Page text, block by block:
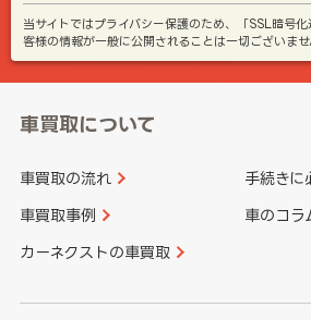
当サイトではプライバシー保護のため、「SSL暗号
客様の情報が一般に公開されることは一切ございませ
車買取について
車買取の流れ 手続きに
車買取事例 車のコラ
カーネクストの車買取